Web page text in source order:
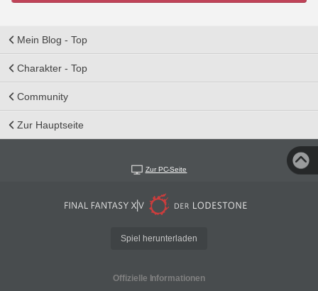
Mein Blog - Top
Charakter - Top
Community
Zur Hauptseite
Zur PC-Seite
Spiel herunterladen
Offizielle Informationen